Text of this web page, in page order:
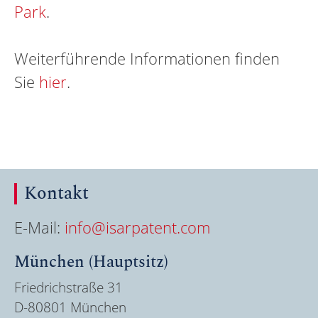
Park.
Weiterführende Informationen finden
Sie hier.
Kontakt
E-Mail: info@isarpatent.com
München (Hauptsitz)
Friedrichstraße 31
D-80801 München